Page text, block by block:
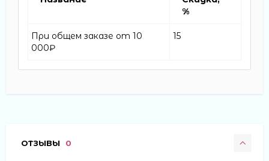
%
При общем заказе от 10
000₽
15
ОТЗЫВЫ 0